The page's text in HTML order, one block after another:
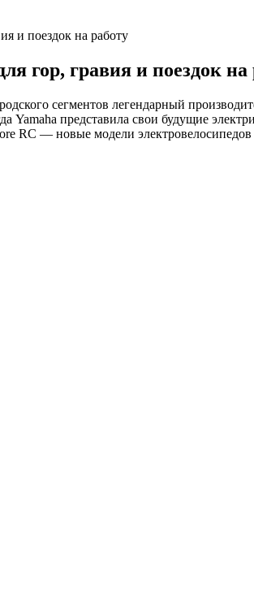
и поездок на работу
гор, гравия и поездок на
сегментов легендарный
Yamaha представила свои будущие
RC — новые модели электровелосипедов